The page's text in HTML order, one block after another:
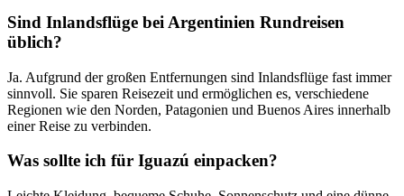
Sind Inlandsflüge bei Argentinien Rundreisen
üblich?
Ja. Aufgrund der großen Entfernungen sind Inlandsflüge fast immer
sinnvoll. Sie sparen Reisezeit und ermöglichen es, verschiedene
Regionen wie den Norden, Patagonien und Buenos Aires innerhalb
einer Reise zu verbinden.
Was sollte ich für Iguazú einpacken?